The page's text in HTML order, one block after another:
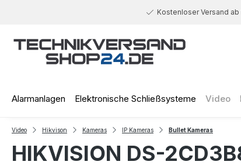
Kostenloser Versand ab
Alarmanlagen Elektronische Schließsysteme Video
Video Hikvison Kameras IP Kameras Bullet Kameras
HIKVISION DS-